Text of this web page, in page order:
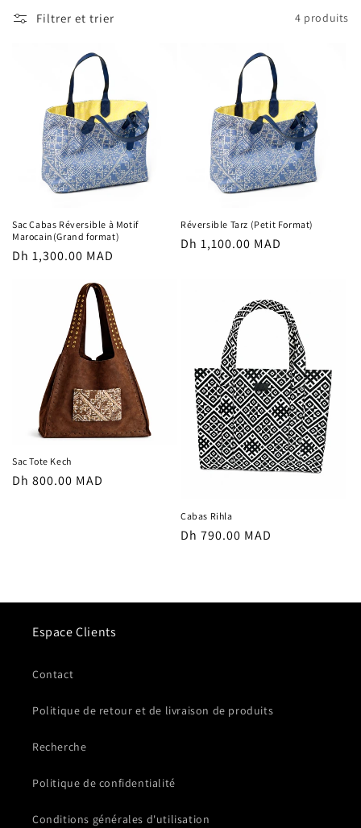
Filtrer et trier 4 produits
Sac Cabas Réversible à Motif
Marocain(Grand format)
Prix
Dh 1,300.00 MAD
Réversible Tarz (Petit Format)
Prix
Dh 1,100.00 MAD
Sac Tote Kech
Prix
Dh 800.00 MAD
Cabas Rihla
Prix
Dh 790.00 MAD
Espace Clients
Contact
Politique de retour et de livraison de produits
Recherche
Politique de confidentialité
Conditions générales d'utilisation